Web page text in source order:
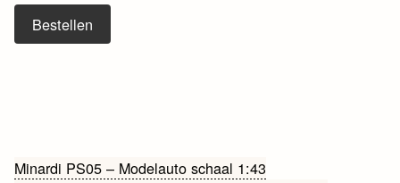
Bestellen
Bericht
Minardi PS05 – Modelauto schaal 1:43